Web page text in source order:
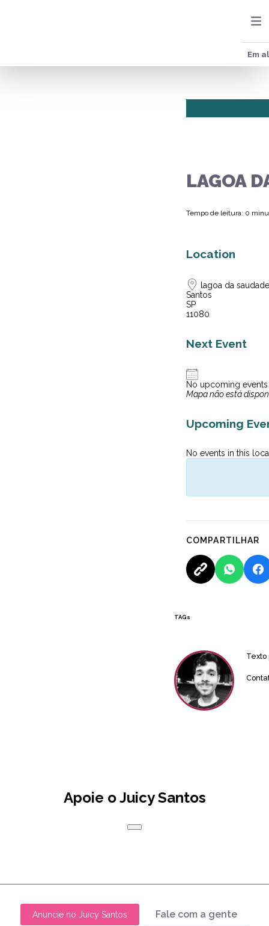
Em
LAGOA
Tempo de leitura: 0
Location
lagoa da
Santos
SP
11080
Next Event
No upcoming events
Mapa não está
Upcoming
No events in this
COMPARTILHAR
TAGs
Texto
Apoie o Juicy Santos
Anuncie no Juicy Santos Fale com a gente